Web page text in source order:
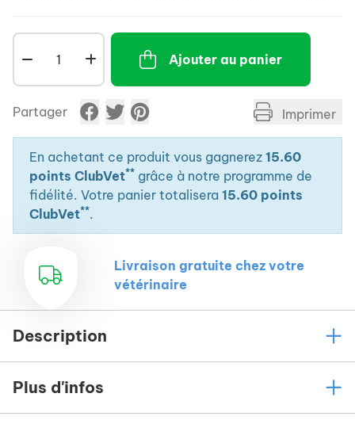
Ajouter au panier
Partager Imprimer
En achetant ce produit vous gagnerez 15.60
points ClubVet** grâce à notre programme de
fidélité. Votre panier totalisera 15.60 points
ClubVet**.
Livraison gratuite chez votre
vétérinaire
Description
Plus d'infos